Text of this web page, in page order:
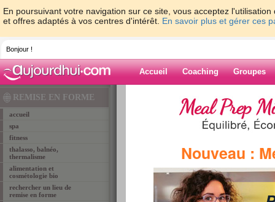
En poursuivant votre navigation sur ce site, vous acceptez
et offres adaptés à vos centres d'intérêt. En savoir plus et gérer ces
Bonjour !
Accueil Coaching Groupes
REMISE EN FORME
accueil
spa
fitness
thalasso, balnéo,
thermalisme
alimentation et
cosmétologie bio
rechercher un lieu de
remise en forme
> concept dojo
CONCEPT DOJONouveau :